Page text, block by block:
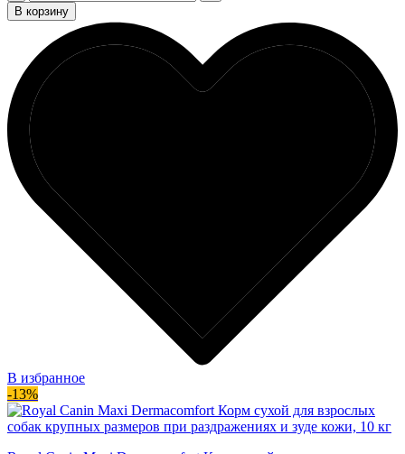
В корзину
В избранное
-13%